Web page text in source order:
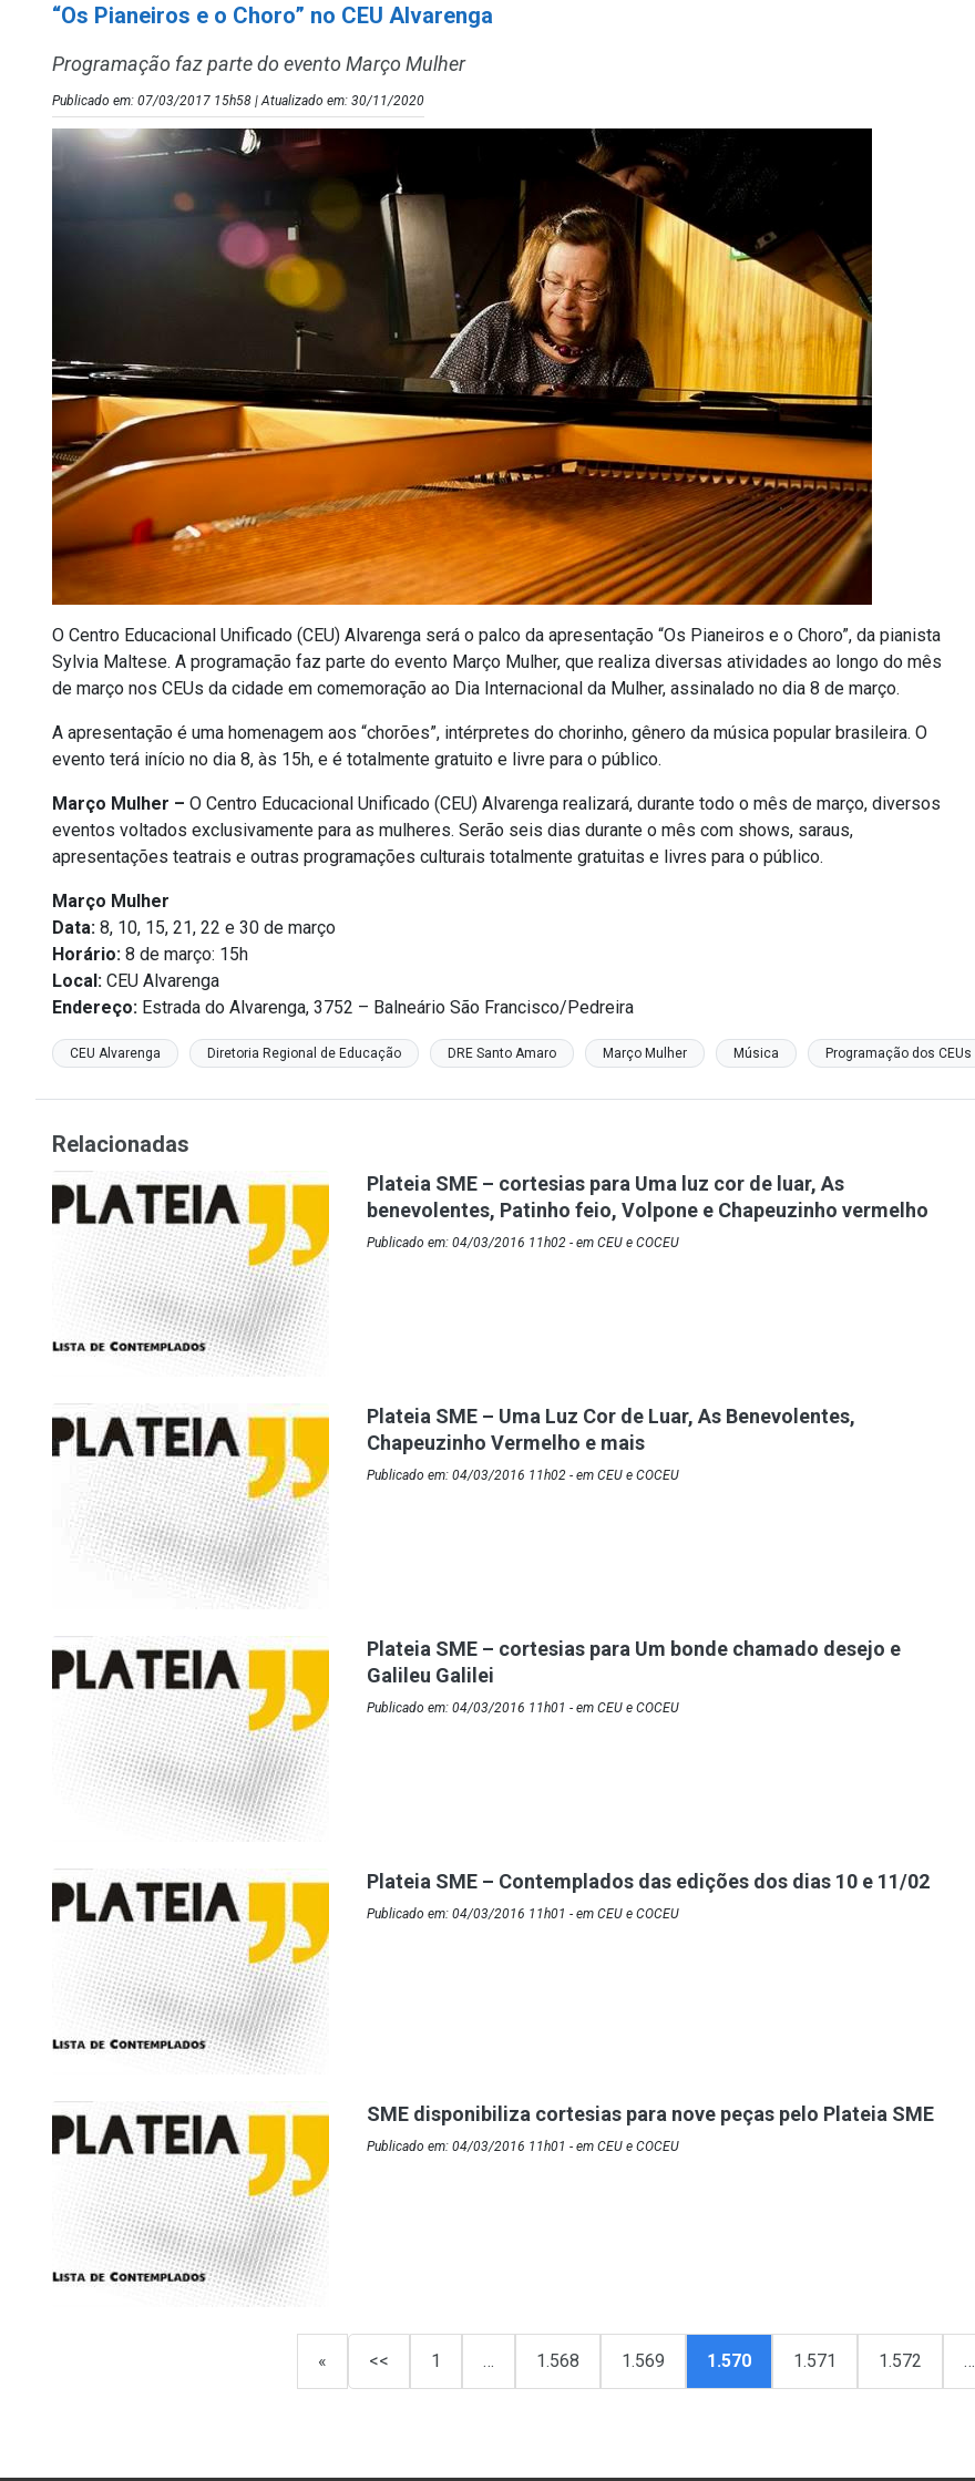
“Os Pianeiros e o Choro” no CEU Alvarenga
Programação faz parte do evento Março Mulher
Publicado em: 07/03/2017 15h58 | Atualizado em: 30/11/2020
O Centro Educacional Unificado (CEU) Alvarenga será o palco da apresentação “Os Pianeiros e o Choro”, da pianista
Sylvia Maltese. A programação faz parte do evento Março Mulher, que realiza diversas atividades ao longo do mês
de março nos CEUs da cidade em comemoração ao Dia Internacional da Mulher, assinalado no dia 8 de março.
A apresentação é uma homenagem aos “chorões”, intérpretes do chorinho, gênero da música popular brasileira. O
evento terá início no dia 8, às 15h, e é totalmente gratuito e livre para o público.
Março Mulher – O Centro Educacional Unificado (CEU) Alvarenga realizará, durante todo o mês de março, diversos
eventos voltados exclusivamente para as mulheres. Serão seis dias durante o mês com shows, saraus,
apresentações teatrais e outras programações culturais totalmente gratuitas e livres para o público.
Março Mulher
Data: 8, 10, 15, 21, 22 e 30 de março
Horário: 8 de março: 15h
Local: CEU Alvarenga
Endereço: Estrada do Alvarenga, 3752 – Balneário São Francisco/Pedreira
CEU Alvarenga Diretoria Regional de Educação DRE Santo Amaro Março Mulher Música Programação dos CEUs
Relacionadas
Plateia SME – cortesias para Uma luz cor de luar, As
benevolentes, Patinho feio, Volpone e Chapeuzinho vermelho
Publicado em: 04/03/2016 11h02 - em CEU e COCEU
Plateia SME – Uma Luz Cor de Luar, As Benevolentes,
Chapeuzinho Vermelho e mais
Publicado em: 04/03/2016 11h02 - em CEU e COCEU
Plateia SME – cortesias para Um bonde chamado desejo e
Galileu Galilei
Publicado em: 04/03/2016 11h01 - em CEU e COCEU
Plateia SME – Contemplados das edições dos dias 10 e 11/02
Publicado em: 04/03/2016 11h01 - em CEU e COCEU
SME disponibiliza cortesias para nove peças pelo Plateia SME
Publicado em: 04/03/2016 11h01 - em CEU e COCEU
« << 1 … 1.568 1.569 1.570 1.571 1.572 …